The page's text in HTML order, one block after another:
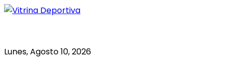
Saltar
Lunes, Agosto 10, 2026